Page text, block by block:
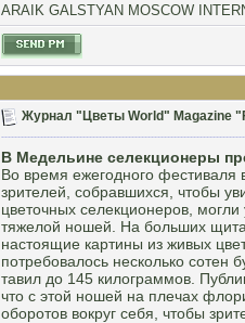
ARAIK GALSTYAN MOSCOW
Журнал "Цветы World" Magazine
В Медельине селекционеры
Во время ежегодного фестиваля
зрителей, собравшихся, чтобы
цветочных селекционеров,
тяжелой ношей. На больших
настоящие картины из живых
потребовалось несколько сотен
тавил до 145 килограммов.
что с этой ношей на плечах
оборотов вокруг себя, чтобы